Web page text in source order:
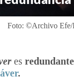
Foto: ©Archivo
es redundante
.